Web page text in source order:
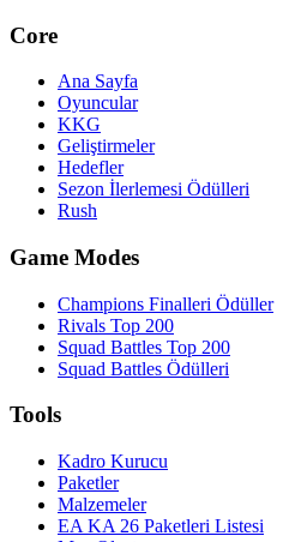
Core
Ana Sayfa
Oyuncular
KKG
Geliştirmeler
Hedefler
Sezon İlerlemesi Ödülleri
Rush
Game Modes
Champions Finalleri Ödüller
Rivals Top 200
Squad Battles Top 200
Squad Battles Ödülleri
Tools
Kadro Kurucu
Paketler
Malzemeler
EA KA 26 Paketleri Listesi